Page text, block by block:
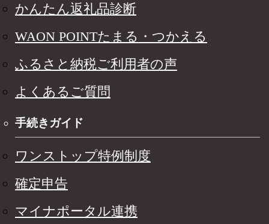
かんたん返礼品診断
WAON POINTたまる・つかえる
ふるさと納税ご利用者の声
よくあるご質問
手続きガイド
ワンストップ特例制度
確定申告
マイナポータル連携